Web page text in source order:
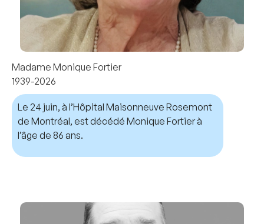
Madame Monique Fortier
1939-2026
Le 24 juin, à l’Hôpital Maisonneuve Rosemont
de Montréal, est décédé Monique Fortier à
l’âge de 86 ans.